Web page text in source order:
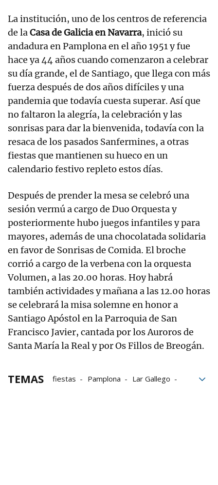
La institución, uno de los centros de referencia
de laCasa de Galicia en Navarra, inició su
andadura en Pamplona en el año 1951 y fue
hace ya 44 años cuando comenzaron a celebrar
su día grande, el de Santiago, que llega con más
fuerza después de dos años difíciles y una
pandemia que todavía cuesta superar. Así que
no faltaron la alegría, la celebración y las
sonrisas para dar la bienvenida, todavía con la
resaca de los pasados Sanfermines, a otras
fiestas que mantienen su hueco en un
calendario festivo repleto estos días.
Después de prender la mesa se celebró una
sesión vermú a cargo de Duo Orquesta y
posteriormente hubo juegos infantiles y para
mayores, además de una chocolatada solidaria
en favor de Sonrisas de Comida. El broche
corrió a cargo de la verbena con la orquesta
Volumen, a las 20.00 horas. Hoy habrá
también actividades y mañana a las 12.00 horas
se celebrará la misa solemne en honor a
Santiago Apóstol en la Parroquia de San
Francisco Javier, cantada por los Auroros de
Santa María la Real y por Os Fillos de Breogán.
TEMAS fiestas Pamplona
Lar Gallego